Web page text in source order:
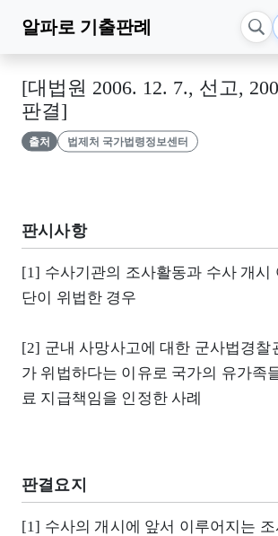
알파로 기출판례
[대법원 2006. 12. 7., 선고,
판결]
출처 법제처 국가법령정보센터
판시사항
[1] 수사기관의 조사활동과 수사 개시
단이 위법한 경우
[2] 군내 사망사고에 대한 군사법경찰
가 위법하다는 이유로 국가의 유가족
료 지급책임을 인정한 사례
판결요지
[1] 수사의 개시에 앞서 이루어지는